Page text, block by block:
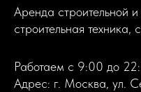
Аренда строительной
строительная техника,
Работаем с 9:00 до
Адрес: г. Москва, ул.